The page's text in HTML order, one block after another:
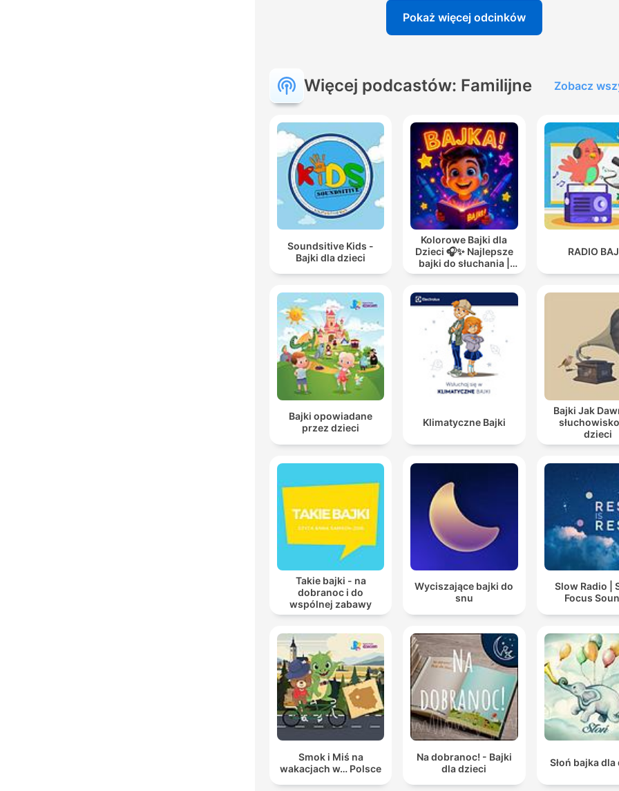
Pokaż więcej odcinków
Więcej podcastów: Familijne Zobacz
Soundsitive Kids -
Bajki dla dzieci
Kolorowe Bajki dla
Dzieci 🎧✨ Najlepsze
bajki do słuchania |
Audiobooki dla dzieci
RADIO
Bajki opowiadane
przez dzieci
Klimatyczne Bajki
Bajki Jak
dzieci
Takie bajki - na
dobranoc i do
wspólnej zabawy
Wyciszające bajki do
snu
Slow Radio |
Focus
Smok i Miś na
wakacjach w… Polsce
Na dobranoc! - Bajki
dla dzieci
Słoń bajka